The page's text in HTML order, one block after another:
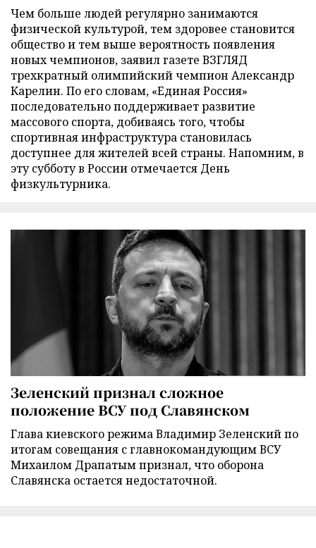
Чем больше людей регулярно занимаются
физической культурой, тем здоровее становится
общество и тем выше вероятность появления
новых чемпионов, заявил газете ВЗГЛЯД
трехкратный олимпийский чемпион Александр
Карелин. По его словам, «Единая Россия»
последовательно поддерживает развитие
массового спорта, добиваясь того, чтобы
спортивная инфраструктура становилась
доступнее для жителей всей страны. Напомним, в
эту субботу в России отмечается День
физкультурника.
Зеленский признал сложное
положение ВСУ под Славянском
Глава киевского режима Владимир Зеленский по
итогам совещания с главнокомандующим ВСУ
Михаилом Драпатым признал, что оборона
Славянска остается недостаточной.